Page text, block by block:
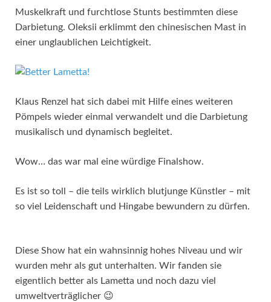
Muskelkraft und furchtlose Stunts bestimmten diese
Darbietung. Oleksii erklimmt den chinesischen Mast in
einer unglaublichen Leichtigkeit.
Klaus Renzel hat sich dabei mit Hilfe eines weiteren
Pömpels wieder einmal verwandelt und die Darbietung
musikalisch und dynamisch begleitet.
Wow… das war mal eine würdige Finalshow.
Es ist so toll – die teils wirklich blutjunge Künstler – mit
so viel Leidenschaft und Hingabe bewundern zu dürfen.
Diese Show hat ein wahnsinnig hohes Niveau und wir
wurden mehr als gut unterhalten. Wir fanden sie
eigentlich better als Lametta und noch dazu viel
umweltverträglicher 😉